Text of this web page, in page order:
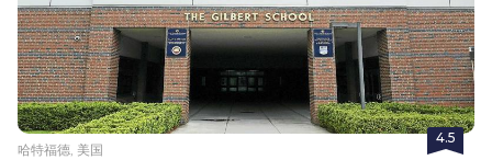
4.5
哈特福德, 美国